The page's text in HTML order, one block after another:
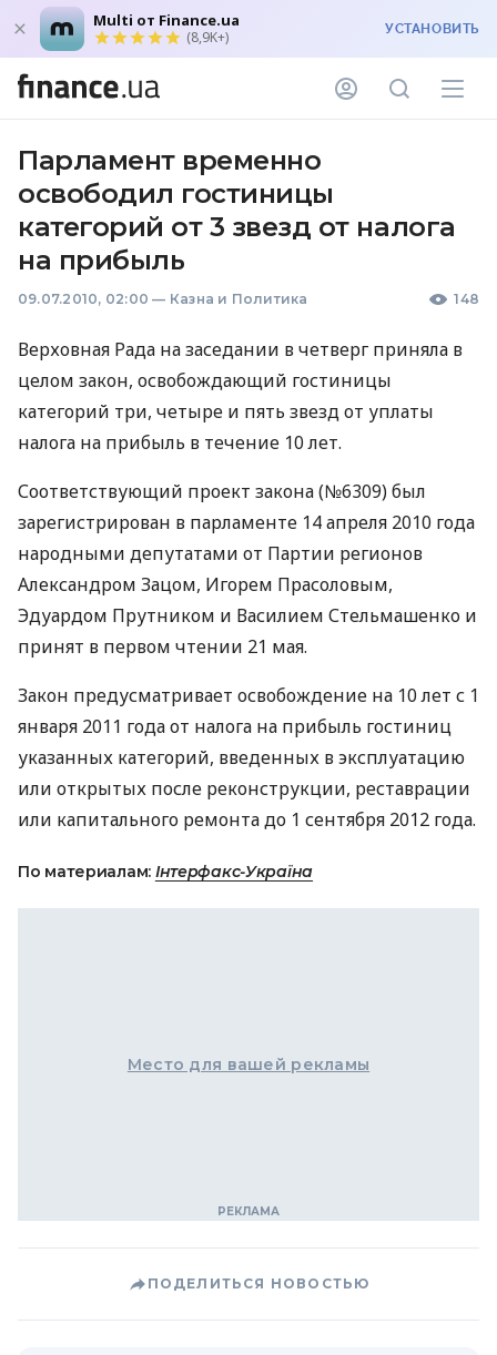
Multi от Finance.ua
(8,9K+) УСТАНОВИТЬ
Парламент временно
освободил гостиницы
категорий от 3 звезд от налога
на прибыль
09.07.2010, 02:00 — Казна и Политика 148
Верховная Рада на заседании в четверг приняла в
целом закон, освобождающий гостиницы
категорий три, четыре и пять звезд от уплаты
налога на прибыль в течение 10 лет.
Соответствующий проект закона (№6309) был
зарегистрирован в парламенте 14 апреля 2010 года
народными депутатами от Партии регионов
Александром Зацом, Игорем Прасоловым,
Эдуардом Прутником и Василием Стельмашенко и
принят в первом чтении 21 мая.
Закон предусматривает освобождение на 10 лет с 1
января 2011 года от налога на прибыль гостиниц
указанных категорий, введенных в эксплуатацию
или открытых после реконструкции, реставрации
или капитального ремонта до 1 сентября 2012 года.
По материалам: Інтерфакс-Україна
Место для вашей рекламы
ПОДЕЛИТЬСЯ НОВОСТЬЮ